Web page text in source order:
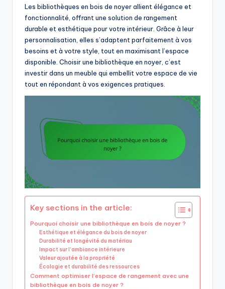
Les bibliothèques en bois de noyer allient élégance et
fonctionnalité, offrant une solution de rangement
durable et esthétique pour votre intérieur. Grâce à leur
personnalisation, elles s’adaptent parfaitement à vos
besoins et à votre style, tout en maximisant l’espace
disponible. Choisir une bibliothèque en noyer, c’est
investir dans un meuble qui embellit votre espace de vie
tout en répondant à vos exigences pratiques.
Key sections in the article:
Pourquoi choisir une bibliothèque en bois de noyer ?
Esthétique et élégance du bois de noyer
Durabilité et longévité du matériau
Impact sur l’ambiance intérieure
Valeur ajoutée à la propriété
Écologie et durabilité des ressources
Comment optimiser l’espace de rangement avec une
bibliothèque en bois de noyer ?